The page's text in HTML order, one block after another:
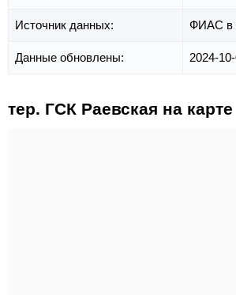
Источник данных: ФИАС в
Данные обновлены: 2024-
тер. ГСК Раевская на карте